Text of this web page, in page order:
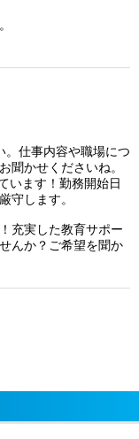
。仕事内容や職場につ
聞かせくださいね。
います！勤務開始日
守します。
充実した教育サポー
んか？ご希望を聞か